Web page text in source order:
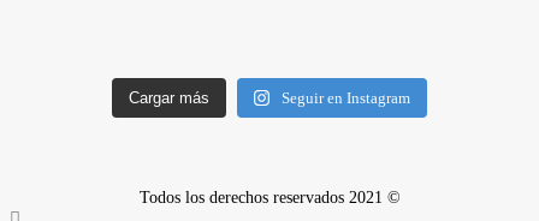
Cargar más Seguir en Instagram
Todos los derechos reservados 2021 ©